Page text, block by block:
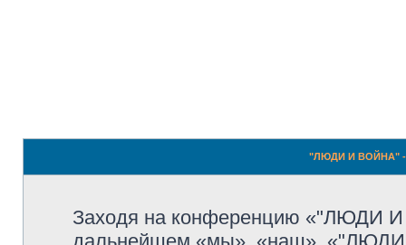
"ЛЮДИ И ВОЙНА" -
Заходя на конференцию «"ЛЮДИ